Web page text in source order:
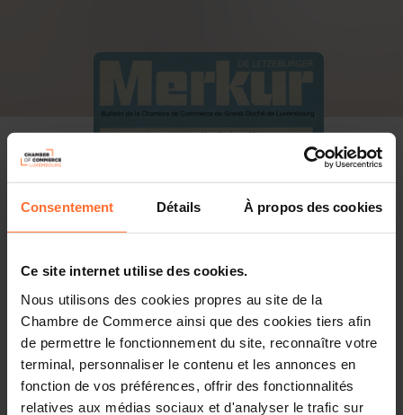
Consentement Détails À propos des cookies
Ce site internet utilise des cookies.
Nous utilisons des cookies propres au site de la
Chambre de Commerce ainsi que des cookies tiers afin
de permettre le fonctionnement du site, reconnaître votre
terminal, personnaliser le contenu et les annonces en
fonction de vos préférences, offrir des fonctionnalités
relatives aux médias sociaux et d'analyser le trafic sur
PDF, 26.7 Mo